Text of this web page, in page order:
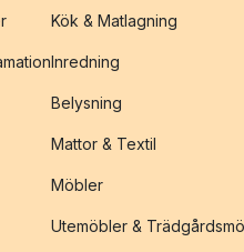
Kök & Matlagning
Inredning
Belysning
Mattor & Textil
Möbler
Utemöbler &